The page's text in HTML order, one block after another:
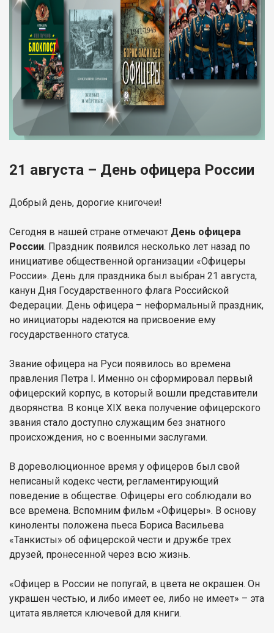
21 августа – День офицера России
Добрый день, дорогие книгочеи!
Сегодня в нашей стране отмечают День офицера
России. Праздник появился несколько лет назад по
инициативе общественной организации «Офицеры
России». День для праздника был выбран 21 августа,
канун Дня Государственного флага Российской
Федерации. День офицера – неформальный праздник,
но инициаторы надеются на присвоение ему
государственного статуса.
Звание офицера на Руси появилось во времена
правления Петра I. Именно он сформировал первый
офицерский корпус, в который вошли представители
дворянства. В конце XIX века получение офицерского
звания стало доступно служащим без знатного
происхождения, но с военными заслугами.
В дореволюционное время у офицеров был свой
неписаный кодекс чести, регламентирующий
поведение в обществе. Офицеры его соблюдали во
все времена. Вспомним фильм «Офицеры». В основу
киноленты положена пьеса Бориса Васильева
«Танкисты» об офицерской чести и дружбе трех
друзей, пронесенной через всю жизнь.
«Офицер в России не попугай, в цвета не окрашен. Он
украшен честью, и либо имеет ее, либо не имеет» – эта
цитата является ключевой для книги.